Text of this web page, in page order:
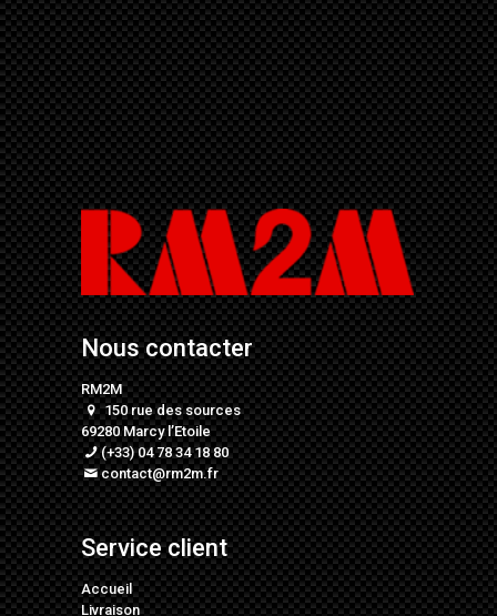
Nous contacter
RM2M
150 rue des sources
69280 Marcy l’Etoile
(+33) 04 78 34 18 80
contact@rm2m.fr
Service client
Accueil
Livraison